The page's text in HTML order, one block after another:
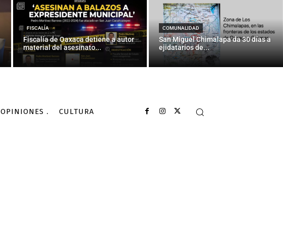
FISCALÍA
Fiscalía de Oaxaca detiene a autor
material del asesinato...
COMUNALIDAD
San Miguel Chimalapa da 30 días a
ejidatarios de...
OPINIONES CULTURA